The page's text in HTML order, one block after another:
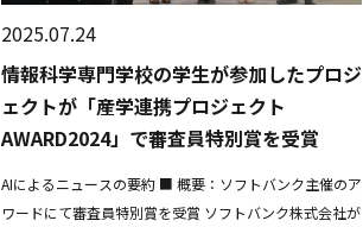
2025.07.24
情報科学専門学校の学生が参加したプロジ
ェクトが「産学連携プロジェクト
AWARD2024」で審査員特別賞を受賞
AIによるニュースの要約 ■ 概要：ソフトバンク主催のア
ワードにて審査員特別賞を受賞 ソフトバンク株式会社が